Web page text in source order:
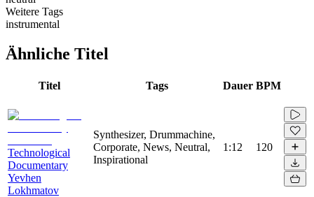
Weitere Tags
instrumental
Ähnliche Titel
Titel Tags Dauer BPM
Technological
Documentary
Yevhen
Lokhmatov
Synthesizer, Drummachine,
Corporate, News, Neutral,
Inspirational
1:12 120